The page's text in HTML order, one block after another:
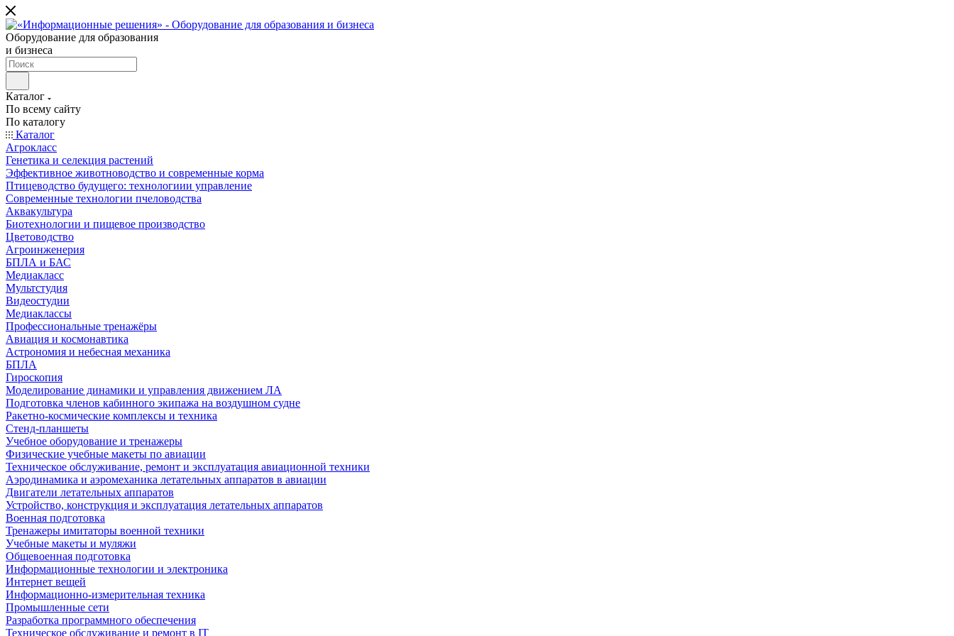
Оборудование для образования
и бизнеса
Каталог
По всему сайту
По каталогу
Каталог
Агрокласс
Генетика и селекция растений
Эффективное животноводство и современные корма
Птицеводство будущего: технологиии управление
Современные технологии пчеловодства
Аквакультура
Биотехнологии и пищевое производство
Цветоводство
Агроинженерия
БПЛА и БАС
Медиакласс
Мультстудия
Видеостудии
Медиаклассы
Профессиональные тренажёры
Авиация и космонавтика
Астрономия и небесная механика
БПЛА
Гироскопия
Моделирование динамики и управления движением ЛА
Подготовка членов кабинного экипажа на воздушном судне
Ракетно-космические комплексы и техника
Стенд-планшеты
Учебное оборудование и тренажеры
Физические учебные макеты по авиации
Техническое обслуживание, ремонт и эксплуатация авиационной техники
Аэродинамика и аэромеханика летательных аппаратов в авиации
Двигатели летательных аппаратов
Устройство, конструкция и эксплуатация летательных аппаратов
Военная подготовка
Тренажеры имитаторы военной техники
Учебные макеты и муляжи
Общевоенная подготовка
Информационные технологии и электроника
Интернет вещей
Информационно-измерительная техника
Промышленные сети
Разработка программного обеспечения
Техническое обслуживание и ремонт в IT